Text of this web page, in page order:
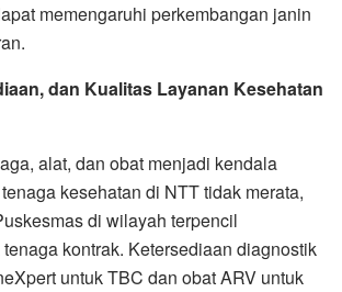
memengaruhi perkembangan janin
dan Kualitas Layanan Kesehatan
alat, dan obat menjadi kendala
kesehatan di NTT tidak merata,
di wilayah terpencil
kontrak. Ketersediaan diagnostik
untuk TBC dan obat ARV untuk